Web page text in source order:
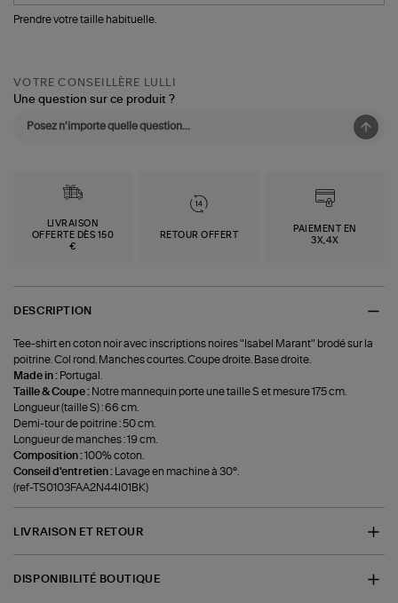
Prendre votre taille habituelle.
VOTRE CONSEILLÈRE LULLI
Une question sur ce produit ?
LIVRAISON
OFFERTE DÈS 150
€
RETOUR OFFERT
PAIEMENT EN
3X,4X
DESCRIPTION
Tee-shirt en coton noir avec inscriptions noires "Isabel Marant" brodé sur la
poitrine. Col rond. Manches courtes. Coupe droite. Base droite.
Made in : Portugal.
Taille & Coupe : Notre mannequin porte une taille S et mesure 175 cm.
Longueur (taille S) : 66 cm.
Demi-tour de poitrine : 50 cm.
Longueur de manches : 19 cm.
Composition :100% coton.
Conseil d'entretien :
Lavage en machine à 30°.
(ref-TS0103FAA2N44I01BK)
LIVRAISON ET RETOUR
DISPONIBILITÉ BOUTIQUE